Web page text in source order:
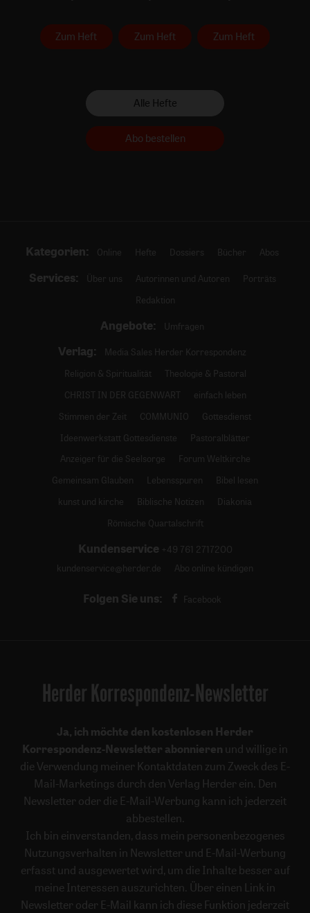
Zum Heft Zum Heft Zum Heft
Alle Hefte
Abo bestellen
Kategorien: Online Hefte Dossiers Bücher Abos
Services: Über uns Autorinnen und Autoren
Porträts
Redaktion
Angebote: Umfragen
Verlag:
Media Sales Herder Korrespondenz
Religion & Spiritualität
Theologie & Pastoral
CHRIST IN DER GEGENWART
einfach leben
Stimmen der Zeit
COMMUNIO
Gottesdienst
Ideenwerkstatt Gottesdienste
Pastoralblätter
Anzeiger für die Seelsorge
Forum Weltkirche
Gemeinsam Glauben
Lebensspuren
Bibel lesen
kunst und kirche
Biblische Notizen
Diakonia
Römische Quartalschrift
Kundenservice +49 761 2717200
kundenservice@herder.de
Abo online kündigen
Folgen Sie uns: Facebook
Herder Korrespondenz-Newsletter
Ja, ich möchte den kostenlosen Herder
Korrespondenz-Newsletter abonnieren und willige in
die Verwendung meiner Kontaktdaten zum Zweck des E-
Mail-Marketings durch den Verlag Herder ein. Den
Newsletter oder die E-Mail-Werbung kann ich jederzeit
abbestellen.
Ich bin einverstanden, dass mein personenbezogenes
Nutzungsverhalten in Newsletter und E-Mail-Werbung
erfasst und ausgewertet wird, um die Inhalte besser auf
meine Interessen auszurichten. Über einen Link in
Newsletter oder E-Mail kann ich diese Funktion jederzeit